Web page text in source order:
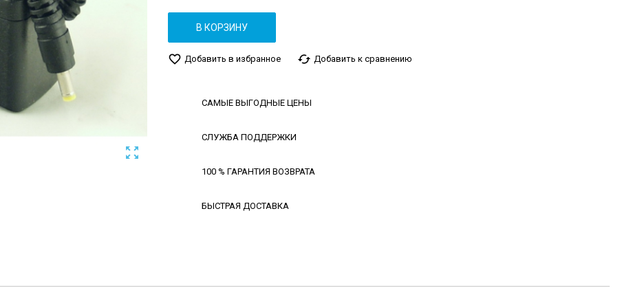

В КОРЗИНУ
favorite_border Добавить в избранное cached Добавить к сравнению
САМЫЕ ВЫГОДНЫЕ ЦЕНЫ
СЛУЖБА ПОДДЕРЖКИ
100 % ГАРАНТИЯ ВОЗВРАТА
БЫСТРАЯ ДОСТАВКА